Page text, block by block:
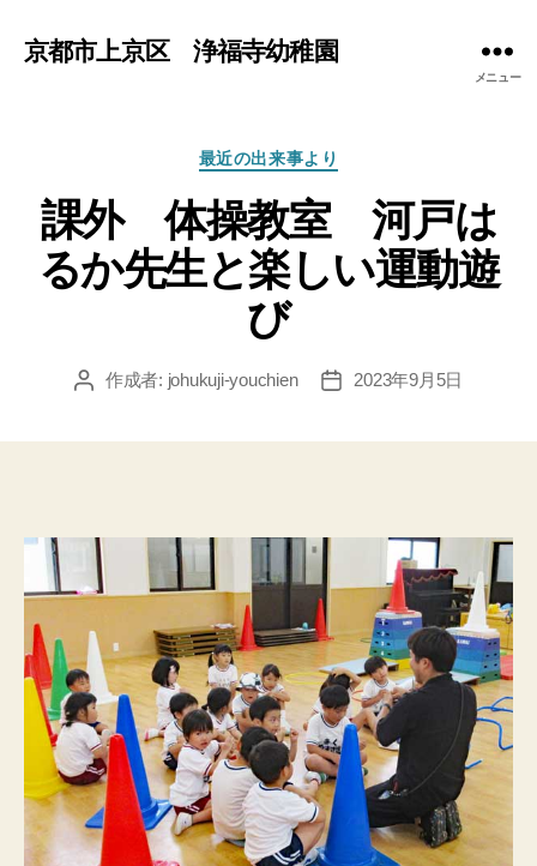
京都市上京区 浄福寺幼稚園
メニュー
カ
ゴ
リ
ー
最近の出来事より
課外 体操教室 河戸は
るか先生と楽しい運動遊
び
投 作成者: johukuji-youchien
投
2023年9月5日